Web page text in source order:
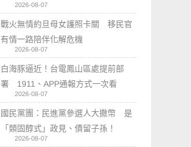
2026-08-07
戰火無情約旦母女護照卡關 移民官
有情一路陪伴化解危機
2026-08-07
白海豚逼近！台電鳳山區處提前部
署 1911、APP通報方式一次看
2026-08-07
國民黨團：民進黨參選人大撒幣 是
「類固醇式」政見、債留子孫！
2026-08-07